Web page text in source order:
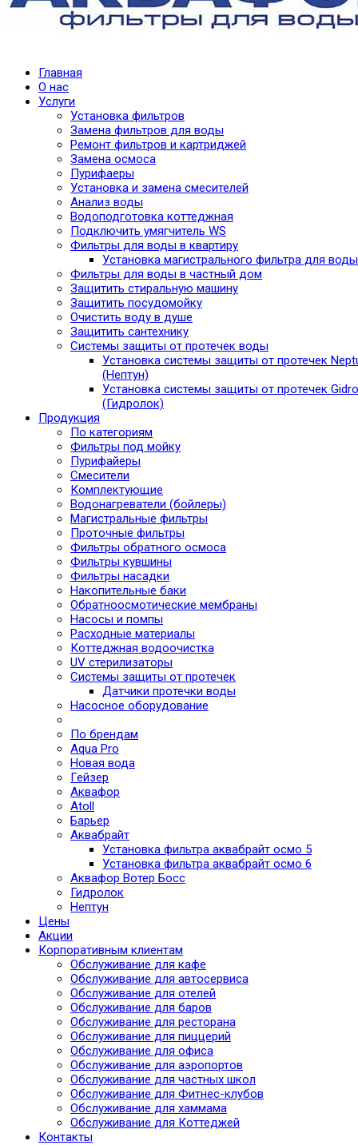
Главная
О нас
Услуги
Установка фильтров
Замена фильтров для воды
Ремонт фильтров и картриджей
Замена осмоса
Пурифаеры
Установка и замена смесителей
Анализ воды
Водоподготовка коттеджная
Подключить умягчитель WS
Фильтры для воды в квартиру
Установка магистрального фильтра для воды
Фильтры для воды в частный дом
Защитить стиральную машину
Защитить посудомойку
Очистить воду в душе
Защитить сантехнику
Системы защиты от протечек воды
Установка системы защиты от протечек
(Нептун)
Установка системы защиты от протечек
(Гидролок)
Продукция
По категориям
Фильтры под мойку
Пурифайеры
Смесители
Комплектующие
Водонагреватели (бойлеры)
Магистральные фильтры
Проточные фильтры
Фильтры обратного осмоса
Фильтры кувшины
Фильтры насадки
Накопительные баки
Обратноосмотические мембраны
Насосы и помпы
Расходные материалы
Коттеджная водоочистка
UV стерилизаторы
Системы защиты от протечек
Датчики протечки воды
Насосное оборудование
По брендам
Aqua Pro
Новая вода
Гейзер
Аквафор
Atoll
Барьер
Аквабрайт
Установка фильтра аквабрайт осмо 5
Установка фильтра аквабрайт осмо 6
Аквафор Вотер Босс
Гидролок
Нептун
Цены
Акции
Корпоративным клиентам
Обслуживание для кафе
Обслуживание для автосервиса
Обслуживание для отелей
Обслуживание для баров
Обслуживание для ресторана
Обслуживание для пиццерий
Обслуживание для офиса
Обслуживание для аэропортов
Обслуживание для частных школ
Обслуживание для Фитнес-клубов
Обслуживание для хаммама
Обслуживание для Коттеджей
Контакты